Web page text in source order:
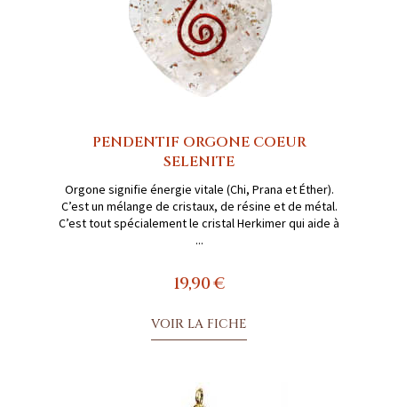
PENDENTIF ORGONE COEUR
SELENITE
Orgone signifie énergie vitale (Chi, Prana et Éther).
C’est un mélange de cristaux, de résine et de métal.
C’est tout spécialement le cristal Herkimer qui aide à
...
19,90 €
VOIR LA FICHE